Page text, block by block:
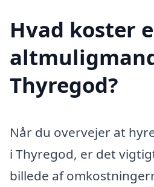
Hvad koster
Thyregod?
Når du overvejer at
i Thyregod, er det
billede af